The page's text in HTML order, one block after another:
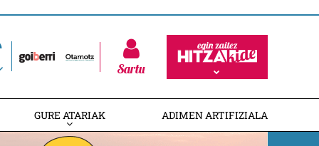
Sartu
GURE ATARIAK ADIMEN ARTIFIZIALA